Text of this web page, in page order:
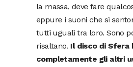
la massa, deve fare
eppure i suoni che si
tutti uguali tra loro. Sono
risaltano. Il disco di Sfera
completamente gli altri